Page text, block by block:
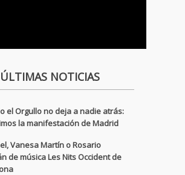
ÚLTIMAS NOTICIAS
el Orgullo no deja a nadie atrás:
la manifestación de Madrid
Vanesa Martín o Rosario
de música Les Nits Occident de